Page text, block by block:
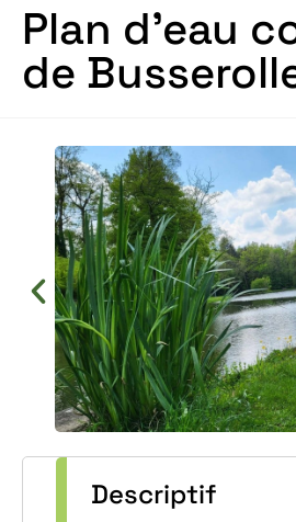
Plan d’eau
de
Descriptif